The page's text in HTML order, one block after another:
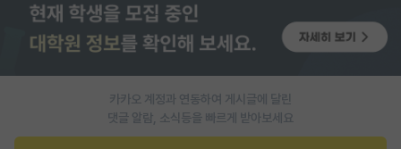
카카오 계정과 연동하여 게시글에 달린
댓글 알람, 소식등을 빠르게 받아보세요